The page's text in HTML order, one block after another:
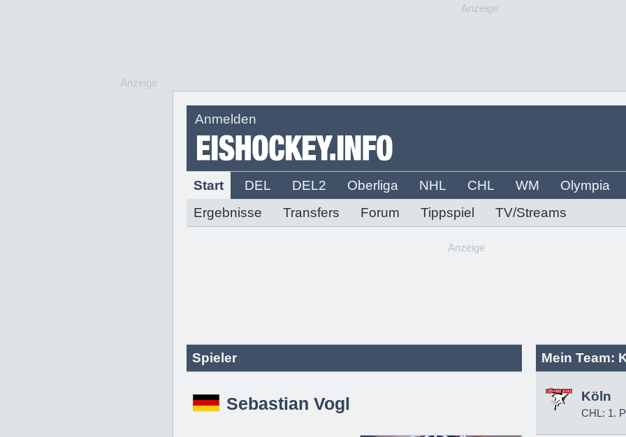
Anzeige
Anmelden
Start DEL DEL2 Oberliga NHL CHL WM
Olympia
Ergebnisse
Transfers Forum Tippspiel TV/Streams
Anzeige
Anzeige
Spieler
Sebastian Vogl
Mein Team:
Köln
CHL: 1.